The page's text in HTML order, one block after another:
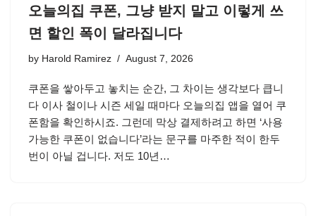
오늘의집 쿠폰, 그냥 받지 말고 이렇게 쓰
면 할인 폭이 달라집니다
by Harold Ramirez August 7, 2026
쿠폰을 쌓아두고 놓치는 순간, 그 차이는 생각보다 큽니
다 이사 철이나 시즌 세일 때마다 오늘의집 앱을 열어 쿠
폰함을 확인하시죠. 그런데 막상 결제하려고 하면 ‘사용
가능한 쿠폰이 없습니다’라는 문구를 마주한 적이 한두
번이 아닐 겁니다. 저도 10년…